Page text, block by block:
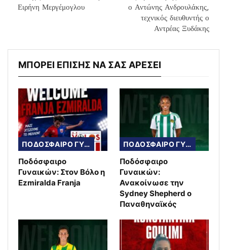
Ειρήνη Μεργέμογλου
ο Αντώνης Ανδρουλάκης,
τεχνικός διευθυντής ο
Αντρέας Ξυδάκης
ΜΠΟΡΕΙ ΕΠΙΣΗΣ ΝΑ ΣΑΣ ΑΡΕΣΕΙ
ΠΟΔΟΣΦΑΙΡΟ ΓΥΝΑΙΚΩΝ
Ποδόσφαιρο
Γυναικών: Στον Βόλο η
Ezmiralda Franja
ΠΟΔΟΣΦΑΙΡΟ ΓΥΝΑΙΚΩΝ
Ποδόσφαιρο
Γυναικών:
Ανακοίνωσε την
Sydney Shepherd ο
Παναθηναϊκός